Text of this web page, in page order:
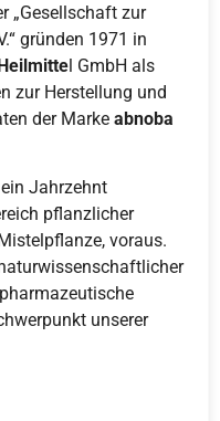
„Gesellschaft zur
gründen 1971 in
l GmbH als
zur Herstellung und
der Marke abnoba
Jahrzehnt
pflanzlicher
voraus.
unserer